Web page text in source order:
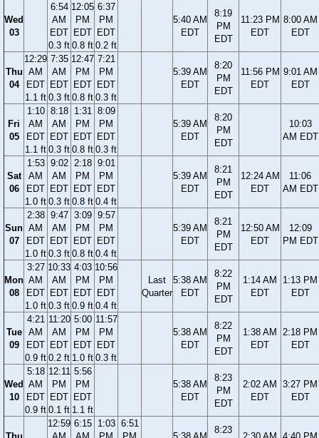
Wed
03
6:54
AM
EDT
0.3 ft
12:05
PM
EDT
0.8 ft
6:37
PM
EDT
0.2 ft
5:40 AM
EDT
8:19
PM
EDT
11:23 PM
EDT
8:00 AM
EDT
Thu
04
12:29
AM
EDT
1.1 ft
7:35
AM
EDT
0.3 ft
12:47
PM
EDT
0.8 ft
7:21
PM
EDT
0.3 ft
5:39 AM
EDT
8:20
PM
EDT
11:56 PM
EDT
9:01 AM
EDT
Fri
05
1:10
AM
EDT
1.1 ft
8:18
AM
EDT
0.3 ft
1:31
PM
EDT
0.8 ft
8:09
PM
EDT
0.3 ft
5:39 AM
EDT
8:20
PM
EDT
10:03
AM EDT
Sat
06
1:53
AM
EDT
1.0 ft
9:02
AM
EDT
0.3 ft
2:18
PM
EDT
0.8 ft
9:01
PM
EDT
0.4 ft
5:39 AM
EDT
8:21
PM
EDT
12:24 AM
EDT
11:06
AM EDT
Sun
07
2:38
AM
EDT
1.0 ft
9:47
AM
EDT
0.3 ft
3:09
PM
EDT
0.8 ft
9:57
PM
EDT
0.4 ft
5:39 AM
EDT
8:21
PM
EDT
12:50 AM
EDT
12:09
PM EDT
Mon
08
3:27
AM
EDT
1.0 ft
10:33
AM
EDT
0.3 ft
4:03
PM
EDT
0.9 ft
10:56
PM
EDT
0.4 ft
Last
Quarter
5:38 AM
EDT
8:22
PM
EDT
1:14 AM
EDT
1:13 PM
EDT
Tue
09
4:21
AM
EDT
0.9 ft
11:20
AM
EDT
0.2 ft
5:00
PM
EDT
1.0 ft
11:57
PM
EDT
0.3 ft
5:38 AM
EDT
8:22
PM
EDT
1:38 AM
EDT
2:18 PM
EDT
Wed
10
5:18
AM
EDT
0.9 ft
12:11
PM
EDT
0.1 ft
5:56
PM
EDT
1.1 ft
5:38 AM
EDT
8:23
PM
EDT
2:02 AM
EDT
3:27 PM
EDT
12:59 6:15
1:03 6:51
8:23